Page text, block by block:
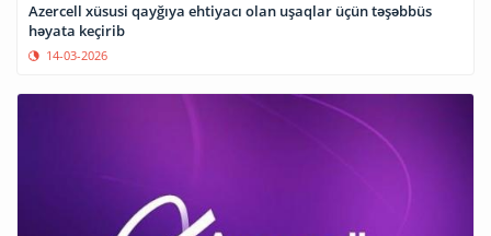
Azercell xüsusi qayğıya ehtiyacı olan uşaqlar üçün təşəbbüs
həyata keçirib
14-03-2026